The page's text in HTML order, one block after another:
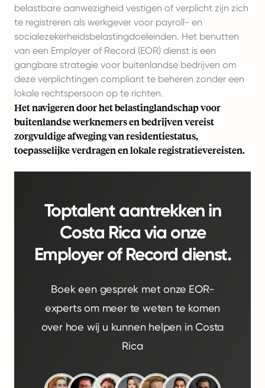
belastbare aanwezigheid vestigen of verplicht zijn zich
te registreren als werkgever voor payroll- en
socialezekerheidsbelastingdoeleinden. Het benutten
van een Employer of Record (EOR) dienst is een
gangbare strategie voor buitenlandse bedrijven om
deze verplichtingen compliant te beheren zonder een
lokale rechtspersoon op te richten.
Het navigeren door het belastinglandschap voor
buitenlandse werknemers en bedrijven vereist
zorgvuldige afweging van residentiestatus,
toepasselijke verdragen en lokale registratievereisten.
Toptalent aantrekken in
Costa Rica via onze
Employer of Record dienst.
Boek een gesprek met onze EOR-
experts om meer te weten te komen
over hoe wij u kunnen helpen in Costa
Rica